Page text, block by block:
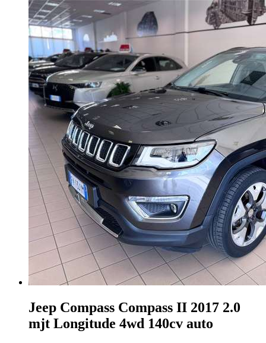
Jeep Compass Compass II 2017 2.0
mjt Longitude 4wd 140cv auto